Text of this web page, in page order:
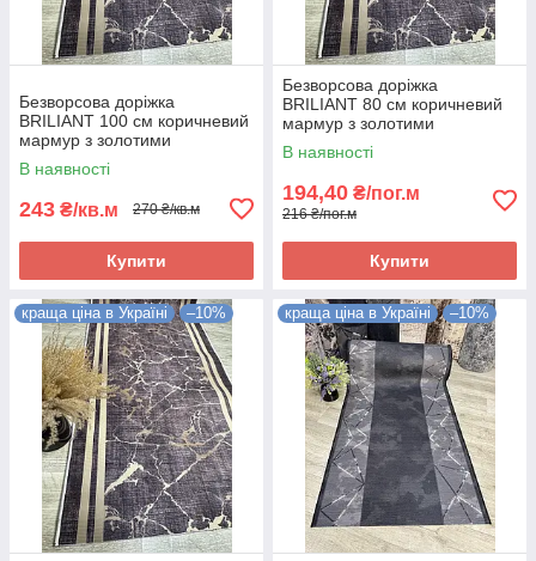
Безворсова доріжка
BRILIANT 100 см коричневий
мармур з золотими
полосками на підлогу на
кухню, в коридор
В наявності
243 ₴/кв.м 270 ₴/кв.м
Купити
Безворсова доріжка
BRILIANT 80 см коричневий
мармур з золотими
полосками на підлогу на
кухню, в коридор
В наявності
194,40 ₴/пог.м
216 ₴/пог.м
Купити
краща ціна в Україні –10% краща ціна в Україні –10%